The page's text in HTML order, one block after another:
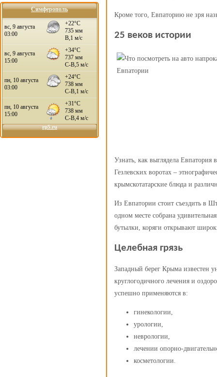
Симферополь
Кроме того, Евпаторию не зря
25 веков истории
Узнать, как выглядела Евпатория
Гезлевских воротах –
крымскотатарские блюда и
Из Евпатории стоит съездить в
одном месте собрана
бутылки, коряги открывают
Целебная грязь
Западный берег Крыма известен
круглогодичного лечения и
успешно применяются в:
гинекологии,
урологии,
неврологии,
лечении опорно-
косметологии.